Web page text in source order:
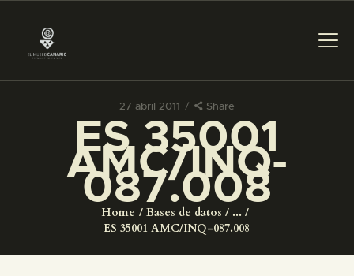
27 abril 2011 Share
ES 35001
AMC/INQ-
087.008
Home Bases de datos
...
ES 35001 AMC/INQ-087.008
PREPARAR LA VISITA
ACTIVIDADES